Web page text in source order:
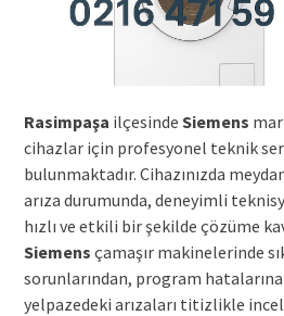
Rasimpaşa ilçesinde Siemens
cihazlar için profesyonel teknik
bulunmaktadır. Cihazınızda
arıza durumunda, deneyimli
hızlı ve etkili bir şekilde çözüme
Siemens çamaşır makinelerinde
sorunlarından, program
yelpazedeki arızaları titizlikle